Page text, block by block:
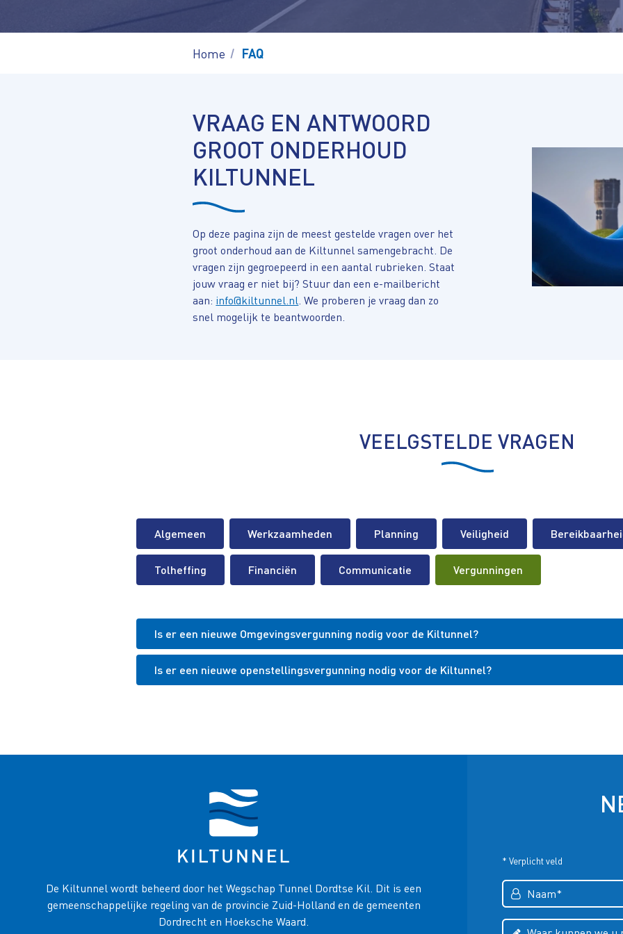
Home FAQ
VRAAG EN ANTWOORD
GROOT ONDERHOUD
KILTUNNEL
Op deze pagina zijn de meest gestelde vragen over het
groot onderhoud aan de Kiltunnel samengebracht. De
vragen zijn gegroepeerd in een aantal rubrieken. Staat
jouw vraag er niet bij? Stuur dan een e-mailbericht
aan: info@kiltunnel.nl . We proberen je vraag dan zo
snel mogelijk te beantwoorden.
VEELGSTELDE VRAGEN
Algemeen Werkzaamheden Planning Veiligheid
Tolheffing Financiën Communicatie Vergunningen
Is er een nieuwe Omgevingsvergunning nodig voor de Kiltunnel?
Is er een nieuwe openstellingsvergunning nodig voor de Kiltunnel?
De Kiltunnel wordt beheerd door het Wegschap Tunnel Dordtse Kil. Dit is een
gemeenschappelijke regeling van de provincie Zuid-Holland en de gemeenten
Dordrecht en Hoeksche Waard.
* Verplicht veld